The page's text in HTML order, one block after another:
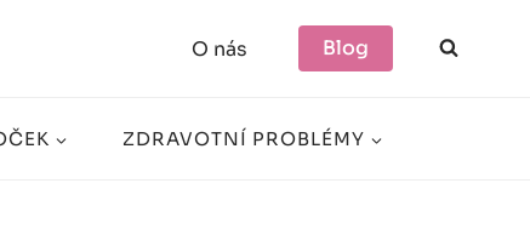
O nás Blog
ZDRAVOTNÍ PROBLÉMY